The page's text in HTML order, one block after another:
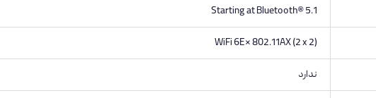
Starting at Bluetooth® 5.1
WiFi 6E* 802.11AX (2 x 2)
ندارد